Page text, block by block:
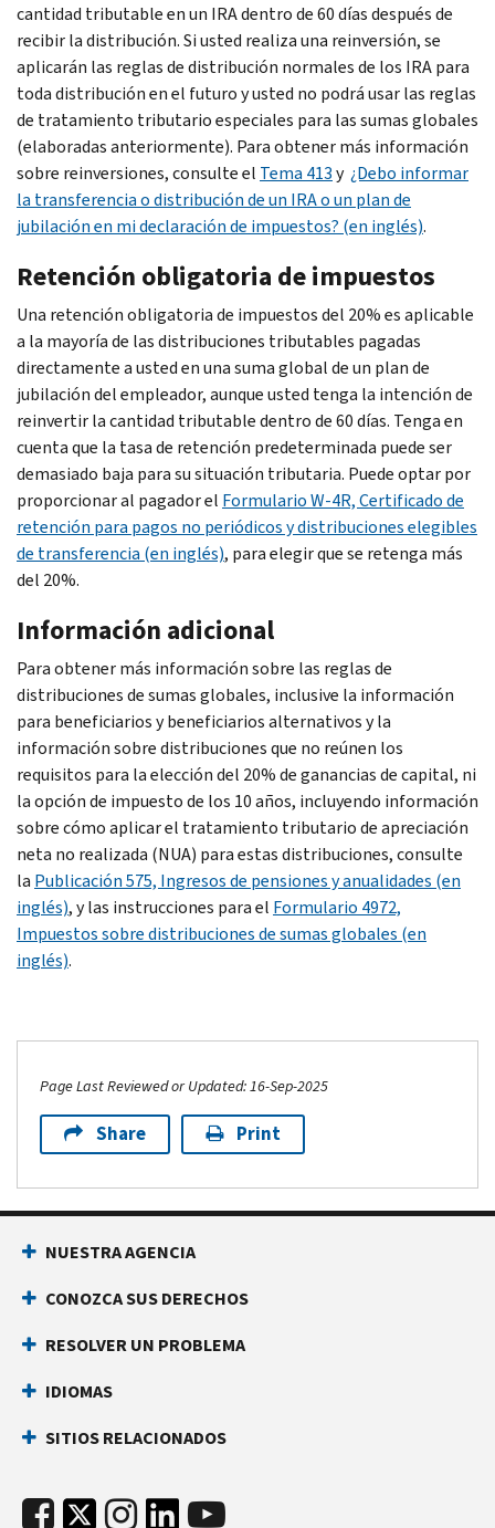
cantidad tributable en un IRA dentro de 60 días después de
recibir la distribución. Si usted realiza una reinversión, se
aplicarán las reglas de distribución normales de los IRA para
toda distribución en el futuro y usted no podrá usar las reglas
de tratamiento tributario especiales para las sumas globales
(elaboradas anteriormente). Para obtener más información
sobre reinversiones, consulte el Tema 413y ¿Debo informar
la transferencia o distribución de un IRA o un plan de
jubilación en mi declaración de impuestos? (en inglés).
Retención obligatoria de impuestos
Una retención obligatoria de impuestos del 20% es aplicable
a la mayoría de las distribuciones tributables pagadas
directamente a usted en una suma global de un plan de
jubilación del empleador, aunque usted tenga la intención de
reinvertir la cantidad tributable dentro de 60 días. Tenga en
cuenta que la tasa de retención predeterminada puede ser
demasiado baja para su situación tributaria. Puede optar por
proporcionar al pagador el Formulario W-4R, Certificado de
retención para pagos no periódicos y distribuciones elegibles
de transferencia (en inglés), para elegir que se retenga más
del 20%.
Información adicional
Para obtener más información sobre las reglas de
distribuciones de sumas globales, inclusive la información
para beneficiarios y beneficiarios alternativos y la
información sobre distribuciones que no reúnen los
requisitos para la elección del 20% de ganancias de capital, ni
la opción de impuesto de los 10 años, incluyendo información
sobre cómo aplicar el tratamiento tributario de apreciación
neta no realizada (NUA) para estas distribuciones, consulte
la Publicación 575, Ingresos de pensiones y anualidades (en
inglés), y las instrucciones para el Formulario 4972,
Impuestos sobre distribuciones de sumas globales (en
inglés).
Page Last Reviewed or Updated: 16-Sep-2025
Share Print
NUESTRA AGENCIA
CONOZCA SUS DERECHOS
RESOLVER UN PROBLEMA
IDIOMAS
SITIOS RELACIONADOS